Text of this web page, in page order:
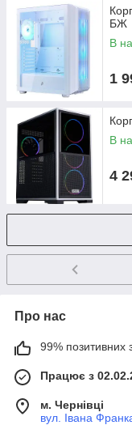
БЖ
В
1
В
4
Про нас
99% позитивних з
Працює з
м. Чернівці
вул. Івана